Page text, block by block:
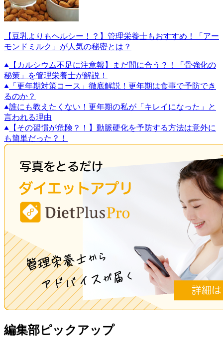
【豆乳よりもヘルシー！？】管理栄養士もおすすめ！「アー
モンドミルク」が人気の秘密とは？
【カルシウム不足に注意報】まだ間に合う？！「骨強化の
秘策」を管理栄養士が解説！
「更年期対策コース」徹底解説！更年期は食事で予防でき
るのか？
誰にも教えたくない！更年期の私が「キレイになった」と
言われる理由
【その習慣が危険？！】動脈硬化を予防する方法は意外に
も簡単だった？！
編集部ピックアップ